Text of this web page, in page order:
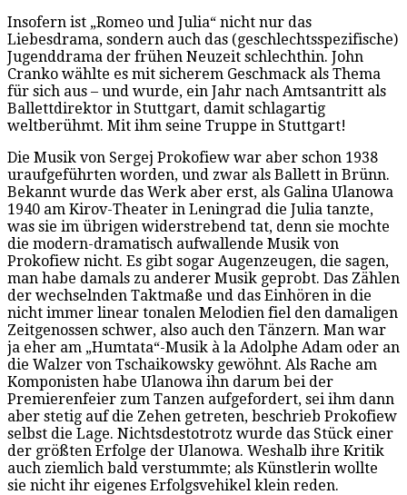
Insofern ist „Romeo und Julia“ nicht nur das
Liebesdrama, sondern auch das (geschlechtsspezifische)
Jugenddrama der frühen Neuzeit schlechthin. John
Cranko wählte es mit sicherem Geschmack als Thema
für sich aus – und wurde, ein Jahr nach Amtsantritt als
Ballettdirektor in Stuttgart, damit schlagartig
weltberühmt. Mit ihm seine Truppe in Stuttgart!
Die Musik von Sergej Prokofiew war aber schon 1938
uraufgeführten worden, und zwar als Ballett in Brünn.
Bekannt wurde das Werk aber erst, als Galina Ulanowa
1940 am Kirov-Theater in Leningrad die Julia tanzte,
was sie im übrigen widerstrebend tat, denn sie mochte
die modern-dramatisch aufwallende Musik von
Prokofiew nicht. Es gibt sogar Augenzeugen, die sagen,
man habe damals zu anderer Musik geprobt. Das Zählen
der wechselnden Taktmaße und das Einhören in die
nicht immer linear tonalen Melodien fiel den damaligen
Zeitgenossen schwer, also auch den Tänzern. Man war
ja eher am „Humtata“-Musik à la Adolphe Adam oder an
die Walzer von Tschaikowsky gewöhnt. Als Rache am
Komponisten habe Ulanowa ihn darum bei der
Premierenfeier zum Tanzen aufgefordert, sei ihm dann
aber stetig auf die Zehen getreten, beschrieb Prokofiew
selbst die Lage. Nichtsdestotrotz wurde das Stück einer
der größten Erfolge der Ulanowa. Weshalb ihre Kritik
auch ziemlich bald verstummte; als Künstlerin wollte
sie nicht ihr eigenes Erfolgsvehikel klein reden.